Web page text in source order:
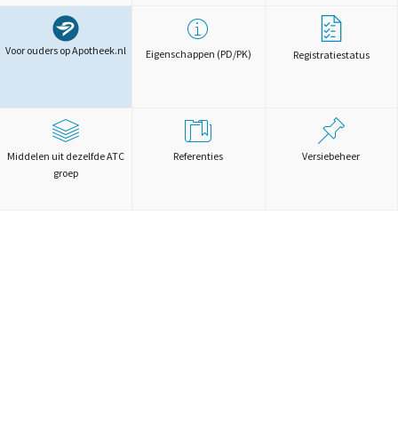
Voor ouders op Apotheek.nl Eigenschappen (PD/PK) Registratiestatus
Middelen uit dezelfde ATC
groep
Referenties Versiebeheer